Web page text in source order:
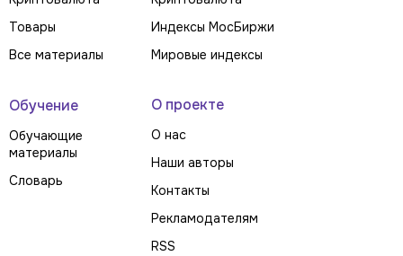
Товары
Все материалы
Индексы МосБиржи
Мировые индексы
Обучение
Обучающие
материалы
Словарь
О проекте
О нас
Наши авторы
Контакты
Рекламодателям
RSS